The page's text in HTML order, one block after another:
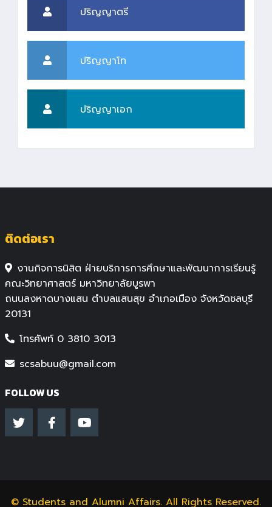
ปริญญาตรี
ปริญญาโท
ปริญญาเอก
ติดต่อเรา
งานกิจการนิสิต ฝ่ายบริการการศึกษาและพัฒนาการเรียนรู้
คณะวิทยาศาสตร์ มหาวิทยาลัยบูรพา
ถนนลงหาดบางแสน ตำบลแสนสุข อำเภอเมือง จังหวัดชลบุรี
20131
โทรศัพท์ 0 3810 3013
scsabuu@gmail.com
FOLLOW US
© Students and Alumni Affairs. All Rights Reserved.